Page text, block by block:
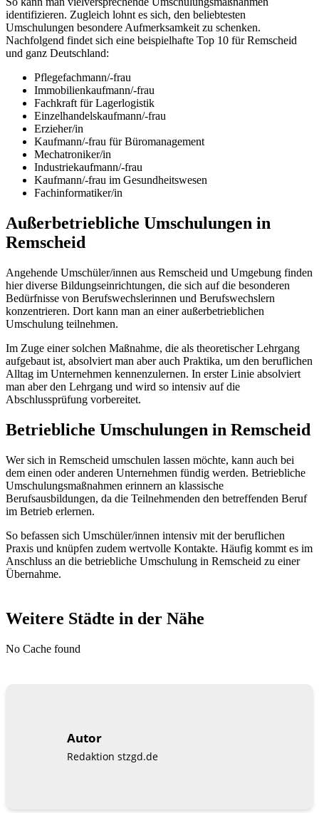
identifizieren. Zugleich lohnt es sich, den beliebtesten
Umschulungen besondere Aufmerksamkeit zu schenken.
Nachfolgend findet sich eine beispielhafte Top 10 für Remscheid
und ganz Deutschland:
Pflegefachmann/-frau
Immobilienkaufmann/-frau
Fachkraft für Lagerlogistik
Einzelhandelskaufmann/-frau
Erzieher/in
Kaufmann/-frau für Büromanagement
Mechatroniker/in
Industriekaufmann/-frau
Kaufmann/-frau im Gesundheitswesen
Fachinformatiker/in
Außerbetriebliche Umschulungen in
Remscheid
Angehende Umschüler/innen aus Remscheid und Umgebung finden
hier diverse Bildungseinrichtungen, die sich auf die besonderen
Bedürfnisse von Berufswechslerinnen und Berufswechslern
konzentrieren. Dort kann man an einer außerbetrieblichen
Umschulung teilnehmen.
Im Zuge einer solchen Maßnahme, die als theoretischer Lehrgang
aufgebaut ist, absolviert man aber auch Praktika, um den beruflichen
Alltag im Unternehmen kennenzulernen. In erster Linie absolviert
man aber den Lehrgang und wird so intensiv auf die
Abschlussprüfung vorbereitet.
Betriebliche Umschulungen in Remscheid
Wer sich in Remscheid umschulen lassen möchte, kann auch bei
dem einen oder anderen Unternehmen fündig werden. Betriebliche
Umschulungsmaßnahmen erinnern an klassische
Berufsausbildungen, da die Teilnehmenden den betreffenden Beruf
im Betrieb erlernen.
So befassen sich Umschüler/innen intensiv mit der beruflichen
Praxis und knüpfen zudem wertvolle Kontakte. Häufig kommt es im
Anschluss an die betriebliche Umschulung in Remscheid zu einer
Übernahme.
Weitere Städte in der Nähe
No Cache found
Autor
Redaktion stzgd.de